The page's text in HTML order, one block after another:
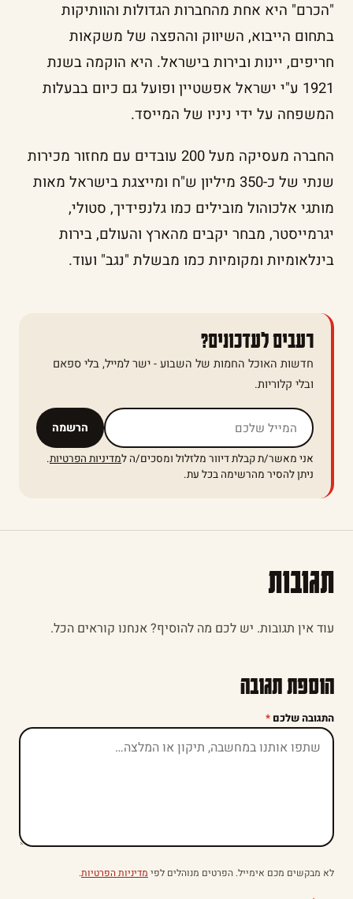
"הכרם" היא אחת מהחברות הגדולות והוותיקות
בתחום הייבוא, השיווק וההפצה של משקאות
חריפים, יינות ובירות בישראל. היא הוקמה בשנת
1921 ע"י ישראל אפשטיין ופועל גם כיום בבעלות
המשפחה על ידי ניניו של המייסד.
החברה מעסיקה מעל 200 עובדים עם מחזור מכירות
שנתי של כ-350 מיליון ש"ח ומייצגת בישראל מאות
מותגי אלכוהול מובילים כמו גלנפידיך, סטולי,
יגרמייסטר, מבחר יקבים מהארץ והעולם, בירות
בינלאומיות ומקומיות כמו מבשלת "נגב" ועוד.
רעבים לעדכונים?
חדשות האוכל החמות של השבוע - ישר למייל, בלי ספאם
ובלי קלוריות.
הרשמה אל תמלאו שדה זה
אני מאשר/ת קבלת דיוור מלזלול ומסכים/ה למדיניות הפרטיות.
ניתן להסיר מהרשימה בכל עת.
תגובות
עוד אין תגובות. יש לכם מה להוסיף? אנחנו קוראים הכל.
הוספת תגובה
התגובה שלכם *
לא מבקשים מכם אימייל. הפרטים מנוהלים לפי מדיניות הפרטיות.